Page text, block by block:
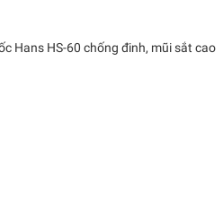
Hans HS-60 chống đinh, mũi sắt cao